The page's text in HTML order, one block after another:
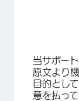
当サポー
原文より
目的とし
意を払っ